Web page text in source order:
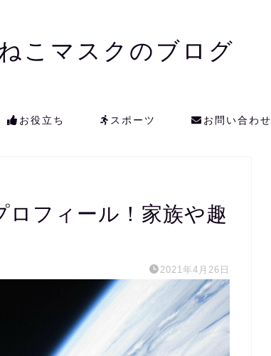
こマスクのブログ
お役立ち スポーツ お問い合わせ
ロフィール！家族や趣
2021年4月26日